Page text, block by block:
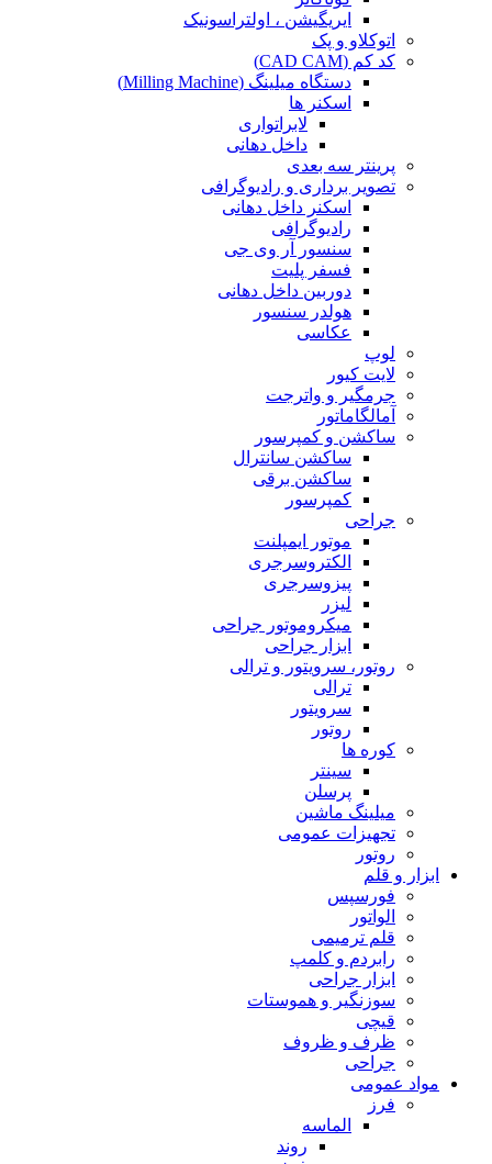
ایریگیشن ، اولتراسونیک
اتوکلاو و پک
کد کم (CAD CAM)
دستگاه میلینگ (Milling Machine)
اسکنر ها
لابراتواری
داخل دهانی
پرینتر سه بعدی
تصویر برداری و رادیوگرافی
اسکنر داخل دهانی
رادیوگرافی
سنسور آر وی جی
فسفر پلیت
دوربین داخل دهانی
هولدر سنسور
عکاسی
لوپ
لایت کیور
جرمگیر و واترجت
آمالگاماتور
ساکشن و کمپرسور
ساکشن سانترال
ساکشن برقی
کمپرسور
جراحی
موتور ایمپلنت
الکتروسرجری
پیزوسرجری
لیزر
میکروموتور جراحی
ابزار جراحی
روتور، سرویتور و ترالی
ترالی
سرویتور
روتور
کوره ها
سینتر
پرسلن
میلینگ ماشین
تجهیزات عمومی
روتور
ابزار و قلم
فورسپس
الواتور
قلم ترمیمی
رابردم و کلمپ
ابزار جراحی
سوزنگیر و هموستات
قیچی
ظرف و ظروف
جراحی
مواد عمومی
فرز
الماسه
روند